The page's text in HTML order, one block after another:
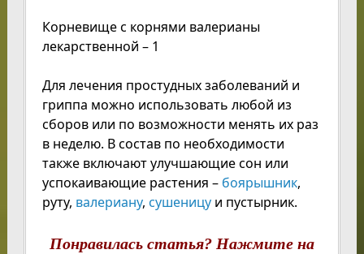
Корневище с корнями валерианы
лекарственной – 1
Для лечения простудных заболеваний и
гриппа можно использовать любой из
сборов или по возможности менять их раз
в неделю. В состав по необходимости
также включают улучшающие сон или
успокаивающие растения – боярышник,
руту, валериану, сушеницуи пустырник.
Понравилась статья? Нажмите на